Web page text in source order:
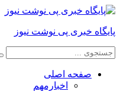
پایگاه خبری پی نوشت نیوز
صفحه اصلی
اخبارمهم